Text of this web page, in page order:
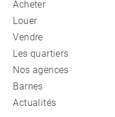
Acheter
Louer
Vendre
Les quartiers
Nos agences
Barnes
Actualités